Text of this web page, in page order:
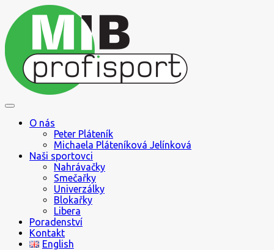
to
content
MIB profisport
Jak se pohybovat ve světě sportu
O nás
Peter Pláteník
Michaela Pláteníková Jelínková
Naši sportovci
Nahrávačky
Smečařky
Univerzálky
Blokařky
Libera
Poradenství
Kontakt
English